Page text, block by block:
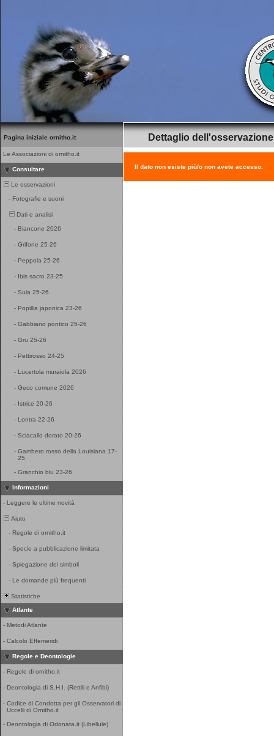
Pagina iniziale ornitho.it
Le Associazioni di ornitho.it
Consultare
Le osservazioni
- Fotografie e suoni
Dati e analisi
- Biancone 2026
- Grifone 25-26
- Peppola 25-26
- Ibis sacro 23-25
- Sula 25-26
- Popillia japonica 23-26
- Gabbiano pontico 25-26
- Gru 25-26
- Pettirosso 24-25
- Lucertola muraiola 2026
- Geco comune 2026
- Istrice 20-26
- Lontra 22-26
- Sciacallo dorato 20-26
- Gambero rosso della Louisiana 17-
25
- Granchio blu 23-26
Informazioni
- Leggere le ultime novità
Aiuto
- Regole di ornitho.it
- Specie a pubblicazione limitata
- Spiegazione dei simboli
- Le domande più frequenti
Statistiche
Atlante
- Metodi Atlante
- Calcolo Effemeridi
Regole e Deontologie
- Regole di ornitho.it
- Deontologia di S.H.I. (Rettili e Anfibi)
- Codice di Condotta per gli Osservatori di
Uccelli di Ornitho.it
- Deontologia di Odonata.it (Libellule)
Dettaglio dell'osservazione
Il dato non esiste più/o non avete accesso.